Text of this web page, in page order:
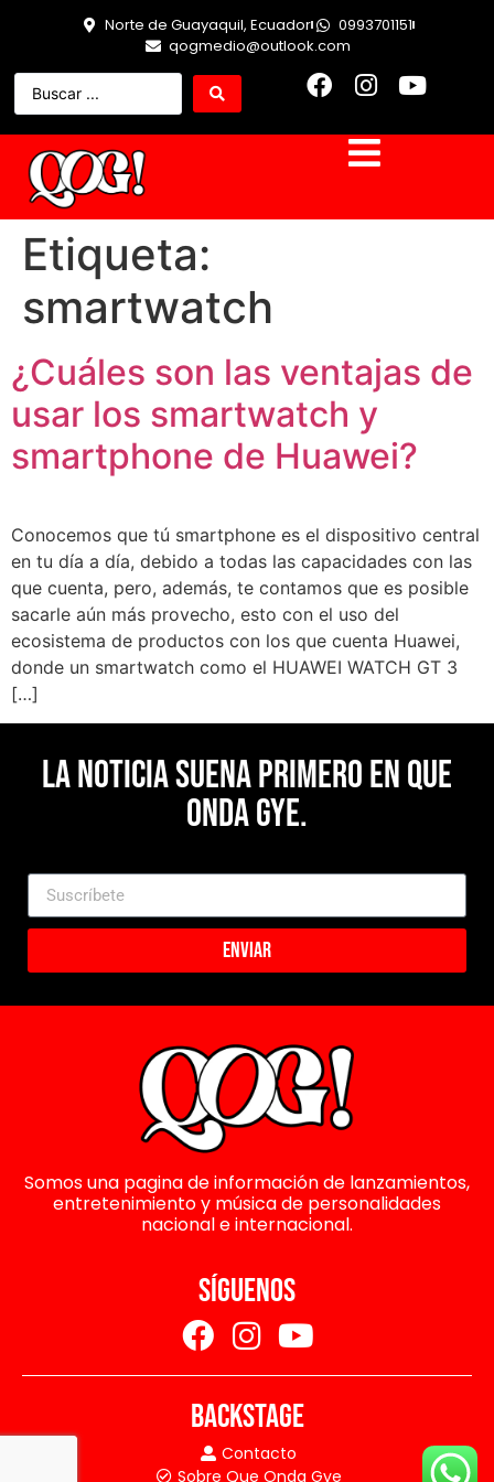
Norte de Guayaquil, Ecuador
0993701151
qogmedio@outlook.com
Etiqueta:
smartwatch
¿Cuáles son las ventajas de
usar los smartwatch y
smartphone de Huawei?
Conocemos que tú smartphone es el dispositivo central
en tu día a día, debido a todas las capacidades con las
que cuenta, pero, además, te contamos que es posible
sacarle aún más provecho, esto con el uso del
ecosistema de productos con los que cuenta Huawei,
donde un smartwatch como el HUAWEI WATCH GT 3
[…]
La noticia suena primero en Que
Onda Gye.
Enviar
Somos una pagina de información de lanzamientos,
entretenimiento y música de personalidades
nacional e internacional.
SÍGUENOS
BACKSTAGE
Contacto
Sobre Que Onda Gye